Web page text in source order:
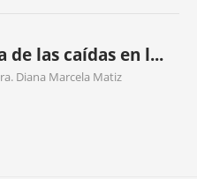
de las caídas en l...
Diana Marcela Matiz